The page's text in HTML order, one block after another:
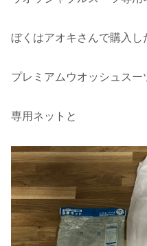
ぼくはアオキさんで購入し
プレミアムウオッシュスー
専用ネットと